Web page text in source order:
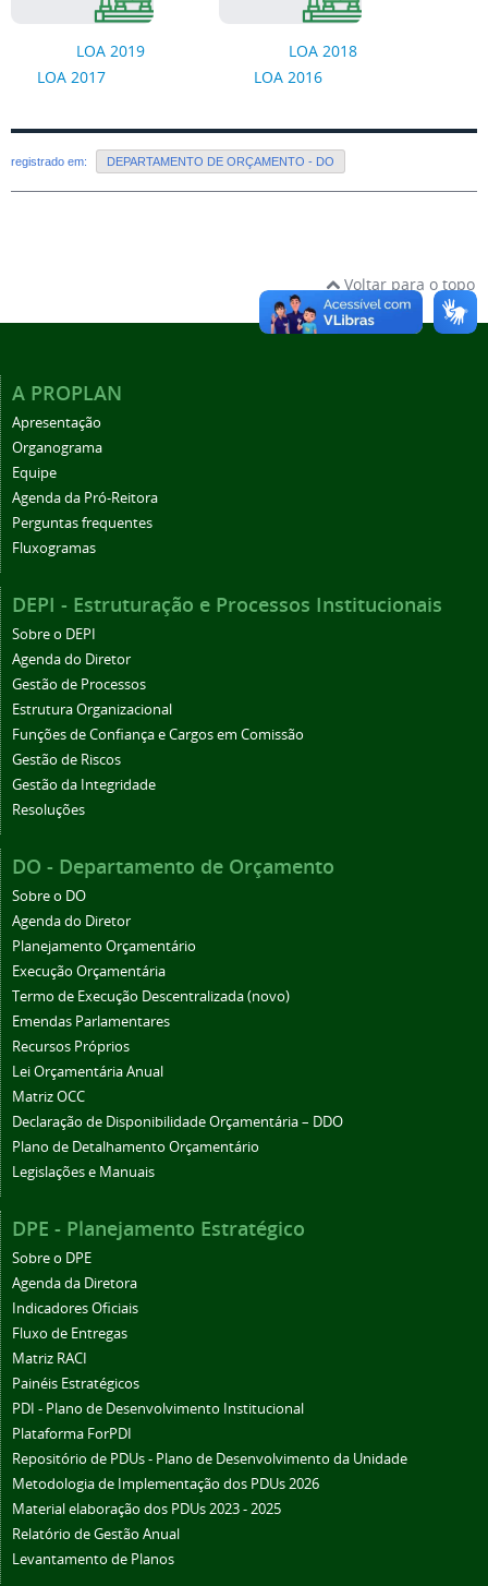
LOA 2019
LOA 2018
LOA 2017
LOA 2016
registrado em: DEPARTAMENTO DE ORÇAMENTO - DO
Voltar para o topo
A PROPLAN
Apresentação
Organograma
Equipe
Agenda da Pró-Reitora
Perguntas frequentes
Fluxogramas
DEPI - Estruturação e Processos Institucionais
Sobre o DEPI
Agenda do Diretor
Gestão de Processos
Estrutura Organizacional
Funções de Confiança e Cargos em Comissão
Gestão de Riscos
Gestão da Integridade
Resoluções
DO - Departamento de Orçamento
Sobre o DO
Agenda do Diretor
Planejamento Orçamentário
Execução Orçamentária
Termo de Execução Descentralizada (novo)
Emendas Parlamentares
Recursos Próprios
Lei Orçamentária Anual
Matriz OCC
Declaração de Disponibilidade Orçamentária – DDO
Plano de Detalhamento Orçamentário
Legislações e Manuais
DPE - Planejamento Estratégico
Sobre o DPE
Agenda da Diretora
Indicadores Oficiais
Fluxo de Entregas
Matriz RACI
Painéis Estratégicos
PDI - Plano de Desenvolvimento Institucional
Plataforma ForPDI
Repositório de PDUs - Plano de Desenvolvimento da Unidade
Metodologia de Implementação dos PDUs 2026
Material elaboração dos PDUs 2023 - 2025
Relatório de Gestão Anual
Levantamento de Planos